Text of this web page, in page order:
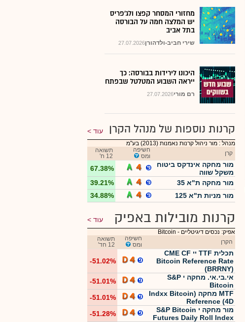
מחזורי המסחר קפצו ולג'פריס
יש המלצה חמה על הבורסה
בתל אביב
27.07.2026שירי חביב-ולדהורן
היכונו לירידות בבורסה: כך
ייראה השבוע המטלטל שבפתח
27.07.2026רם מורי
קרנות נוספות של מנהל הקרן עוד
מנהל : מור ניהול קרנות נאמנות (2013) בע"מ
קרן
חשיפה
ומס
תשואה
12 ח'
מור מחקה אינדקס ביטוח
משקל שווה
67.38%
מור מחקה ת"א 35
39.21%
מור מניות ת"א 125
34.88%
קרנות מובילות באפיק עוד
אפיק: נכסים דיגיטליים -
Bitcoin
הקרן
חשיפה
ומס
תשואה
12 חד'
תכלית TTF יי CME CF
Bitcoin Reference Rate
(BRRNY)
-51.02%
אי.בי.אי. מחקה י S&P
Bitcoin
-51.01%
MTF מחקה (Indxx Bitcoin
Reference (4D
-51.01%
מור מחקה י S&P Bitcoin
Futures Daily Roll Index
-51.28%